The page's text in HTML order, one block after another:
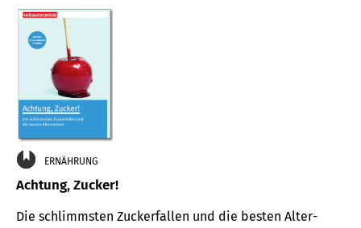
ERNÄHRUNG
Achtung, Zucker!
Die schlimmsten Zucker­fallen und die besten Alter­